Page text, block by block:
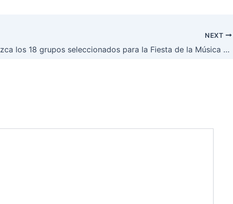
NEXT
Conozca los 18 grupos seleccionados para la Fiesta de la Música 2018